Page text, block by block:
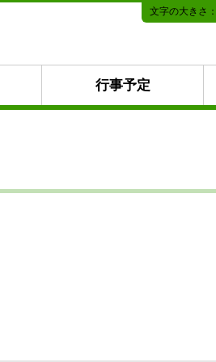
本
文
文字の大きさ：
行事予定